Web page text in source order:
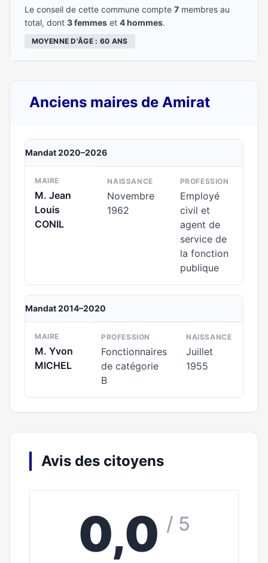
Le conseil de cette commune compte 7 membres au
total, dont 3 femmes et 4 hommes.
MOYENNE D'ÂGE : 60 ANS
Anciens maires de Amirat
Mandat 2020–2026
MAIRE
M. Jean
Louis
CONIL
NAISSANCE
Novembre
1962
PROFESSION
Employé
civil et
agent de
service de
la fonction
publique
Mandat 2014–2020
MAIRE
M. Yvon
MICHEL
PROFESSION
Fonctionnaires
de catégorie
B
NAISSANCE
Juillet
1955
Avis des citoyens
0,0 / 5